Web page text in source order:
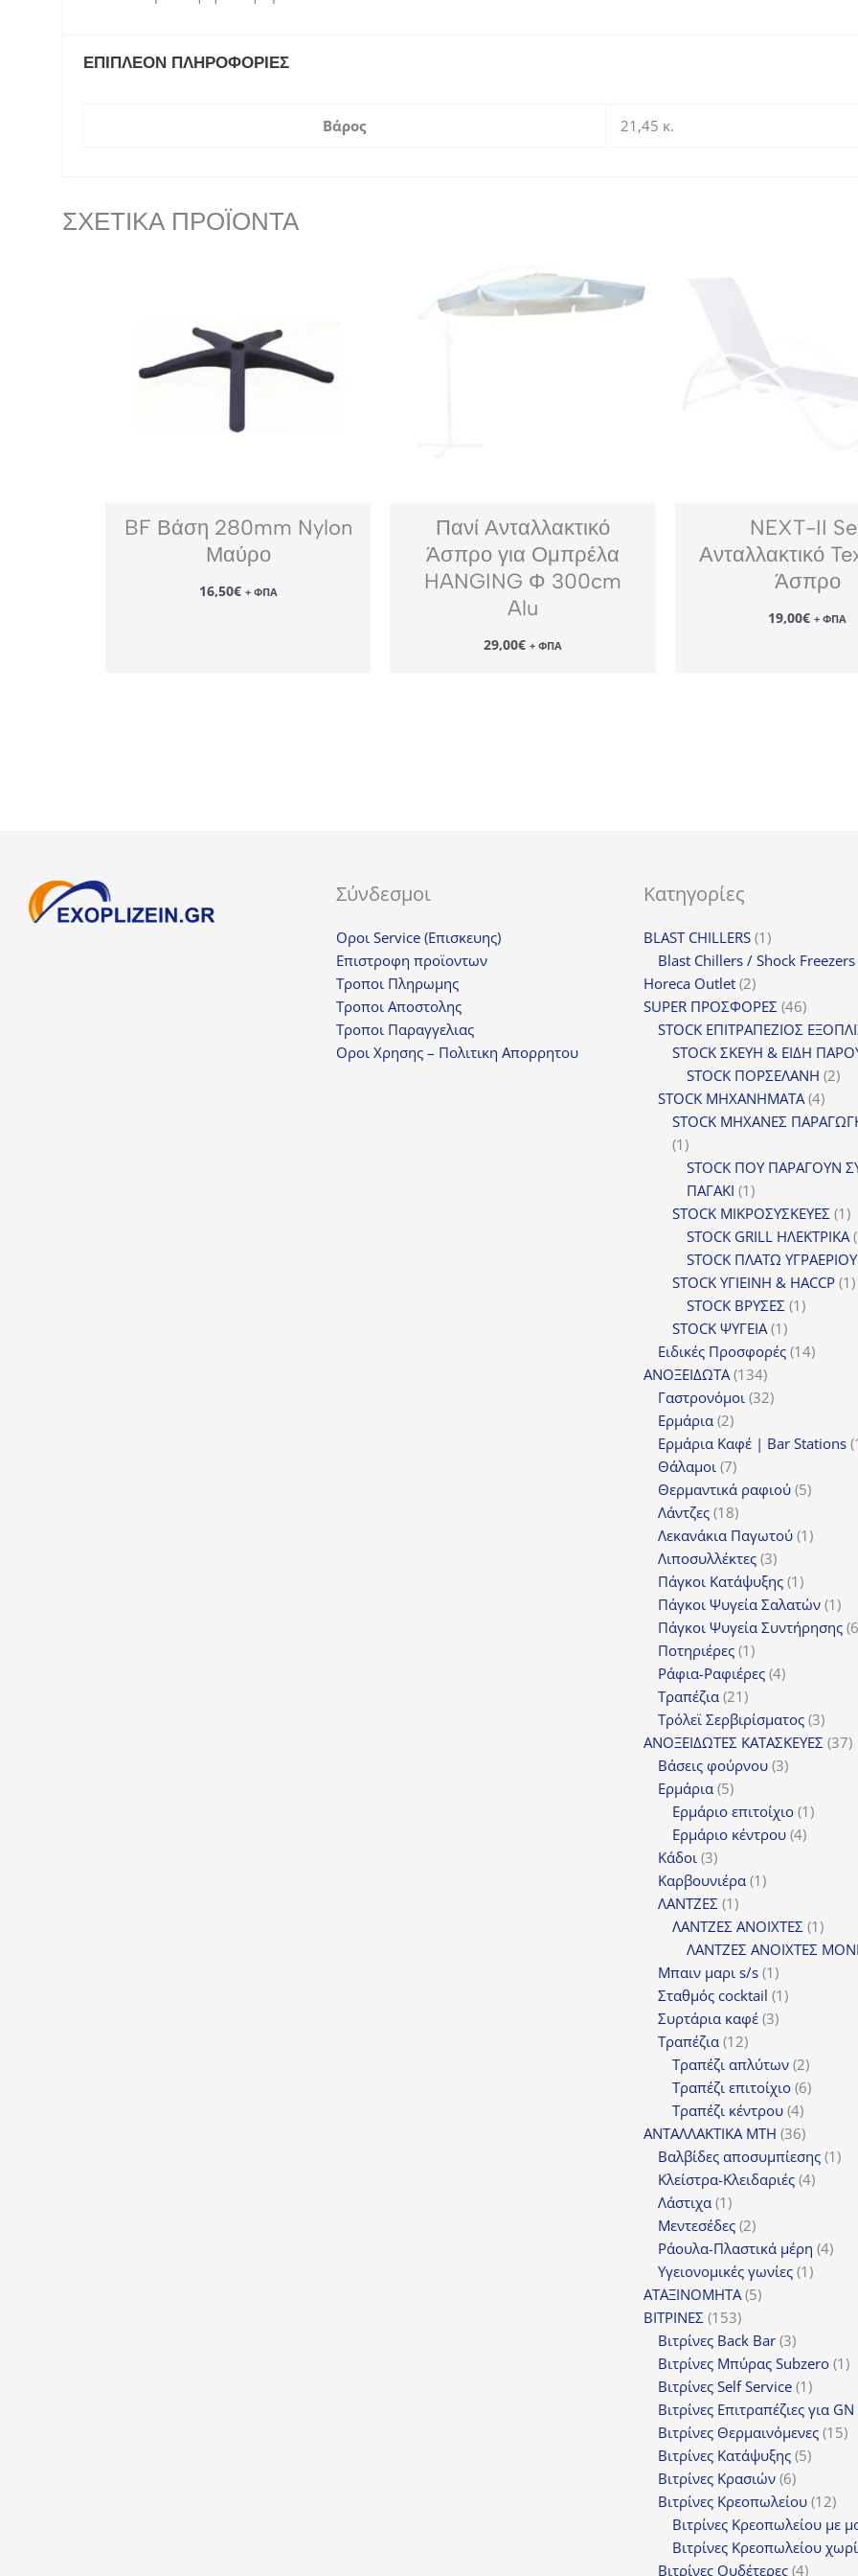
ΕΠΙΠΛΈΟΝ ΠΛΗΡΟΦΟΡΊΕΣ
Βάρος 21,45 κ.
ΣΧΕΤΙΚΆ ΠΡΟΪΌΝΤΑ
BF Βάση 280mm Nylon
Μαύρο
16,50€ + ΦΠΑ
Πανί Ανταλλακτικό
Άσπρο για Ομπρέλα
HANGING Φ 300cm
Alu
29,00€ + ΦΠΑ
NEXT-II
Ανταλλακτικό
Άσπρο
19,00€ + ΦΠΑ
Σύνδεσμοι
Οροι Service (Επισκευης)
Επιστροφη προϊοντων
Τροποι Πληρωμης
Τροποι Αποστολης
Τροποι Παραγγελιας
Οροι Χρησης – Πολιτικη Απορρητου
Κατηγορίες
BLAST CHILLERS 11
προϊόν
Blast Chillers / Shock Freezers
Horeca Outlet 22
προϊόντα
SUPER ΠΡΟΣΦΟΡΕΣ 4646
STOCK ΕΠΙΤΡΑΠΕΖΙΟΣ
STOCK ΣΚΕΥΗ & ΕΙΔΗ
STOCK ΠΟΡΣΕΛΑΝΗ 22
STOCK ΜΗΧΑΝΗΜΑΤΑ 44
STOCK ΜΗΧΑΝΕΣ
11
προϊόν
STOCK ΠΟΥ ΠΑΡΑΓΟΥΝ
ΠΑΓΑΚΙ 11
προϊόν
STOCK ΜΙΚΡΟΣΥΣΚΕΥΕΣ 11
STOCK GRILL ΗΛΕΚΤΡΙΚΑ
STOCK ΠΛΑΤΩ ΥΓΡΑΕΡΙΟΥ
STOCK ΥΓΙΕΙΝΗ & HACCP 11
STOCK ΒΡΥΣΕΣ 11
STOCK ΨΥΓΕΙΑ 11
προϊόν
Ειδικές Προσφορές 1414
ΑΝΟΞΕΙΔΩΤΑ 134134
προϊόντα
Γαστρονόμοι 3232
Ερμάρια 22
προϊόντα
Ερμάρια Καφέ | Bar Stations
Θάλαμοι 77
προϊόντα
Θερμαντικά ραφιού 55
Λάντζες 1818
προϊόντα
Λεκανάκια Παγωτού 11
Λιποσυλλέκτες 33
προϊόντα
Πάγκοι Κατάψυξης 11
προϊόν
Πάγκοι Ψυγεία Σαλατών 11
Πάγκοι Ψυγεία Συντήρησης 6
Ποτηριέρες 11
προϊόν
Ράφια-Ραφιέρες 44
Τραπέζια 2121
προϊόντα
Τρόλεϊ Σερβιρίσματος 33
ΑΝΟΞΕΙΔΩΤΕΣ ΚΑΤΑΣΚΕΥΕΣ 3737
Βάσεις φούρνου 33
Ερμάρια 55
προϊόντα
Ερμάριο επιτοίχιο 11
Ερμάριο κέντρου 44
Κάδοι 33
προϊόντα
Καρβουνιέρα 11
ΛΑΝΤΖΕΣ 11
προϊόν
ΛΑΝΤΖΕΣ ΑΝΟΙΧΤΕΣ 11
ΛΑΝΤΖΕΣ ΑΝΟΙΧΤΕΣ
Μπαιν μαρι s/s 11
προϊόν
Σταθμός cocktail 11
Συρτάρια καφέ 33
Τραπέζια 1212
προϊόντα
Τραπέζι απλύτων 22
προϊόντα
Τραπέζι επιτοίχιο 66
Τραπέζι κέντρου 44
προϊόντα
ΑΝΤΑΛΛΑΚΤΙΚΑ MTH 3636
προϊόντα
Βαλβίδες αποσυμπίεσης 11
Κλείστρα-Κλειδαριές 44
Λάστιχα 11
προϊόν
Μεντεσέδες 22
προϊόντα
Ράουλα-Πλαστικά μέρη 44
Υγειονομικές γωνίες 11
ΑΤΑΞΙΝΟΜΗΤΑ 55
ΒΙΤΡΙΝΕΣ 153153
προϊόντα
Βιτρίνες Back Bar 33
προϊόντα
Βιτρίνες Mπύρας Subzero 11
Βιτρίνες Self Service 11
προϊόν
Βιτρίνες Επιτραπέζιες για GN
Βιτρίνες Θερμαινόμενες 1515
Βιτρίνες Κατάψυξης 55
Βιτρίνες Κρασιών 66
προϊόντα
Βιτρίνες Κρεοπωλείου 1212
Βιτρίνες Κρεοπωλείου με
Βιτρίνες Κρεοπωλείου
Βιτρίνες Ουδέτερες 44